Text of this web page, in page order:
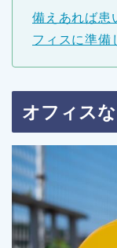
備えあれば患
フィスに準備
オフィス